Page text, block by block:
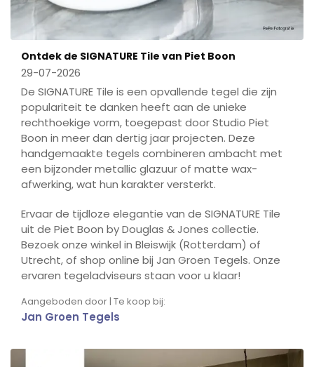
Ontdek de SIGNATURE Tile van Piet Boon
29-07-2026
De SIGNATURE Tile is een opvallende tegel die zijn
populariteit te danken heeft aan de unieke
rechthoekige vorm, toegepast door Studio Piet
Boon in meer dan dertig jaar projecten. Deze
handgemaakte tegels combineren ambacht met
een bijzonder metallic glazuur of matte wax-
afwerking, wat hun karakter versterkt.
Ervaar de tijdloze elegantie van de SIGNATURE Tile
uit de Piet Boon by Douglas & Jones collectie.
Bezoek onze winkel in Bleiswijk (Rotterdam) of
Utrecht, of shop online bij Jan Groen Tegels. Onze
ervaren tegeladviseurs staan voor u klaar!
Aangeboden door | Te koop bij:
Jan Groen Tegels